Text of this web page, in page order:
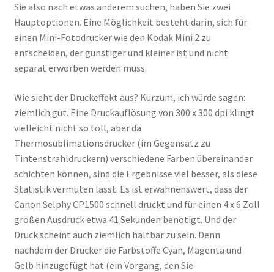
Sie also nach etwas anderem suchen, haben Sie zwei
Hauptoptionen. Eine Möglichkeit besteht darin, sich für
einen Mini-Fotodrucker wie den Kodak Mini 2 zu
entscheiden, der günstiger und kleiner ist und nicht
separat erworben werden muss.
Wie sieht der Druckeffekt aus? Kurzum, ich würde sagen:
ziemlich gut. Eine Druckauflösung von 300 x 300 dpi klingt
vielleicht nicht so toll, aber da
Thermosublimationsdrucker (im Gegensatz zu
Tintenstrahldruckern) verschiedene Farben übereinander
schichten können, sind die Ergebnisse viel besser, als diese
Statistik vermuten lässt. Es ist erwähnenswert, dass der
Canon Selphy CP1500 schnell druckt und für einen 4 x 6 Zoll
großen Ausdruck etwa 41 Sekunden benötigt. Und der
Druck scheint auch ziemlich haltbar zu sein. Denn
nachdem der Drucker die Farbstoffe Cyan, Magenta und
Gelb hinzugefügt hat (ein Vorgang, den Sie